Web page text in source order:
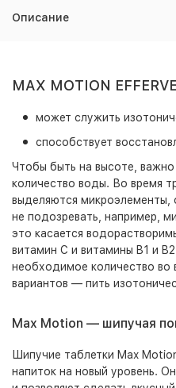
Описание
MAX MOTION
может служить
способствует
Чтобы быть на высоте,
количество воды. Во время
выделяются микроэлементы,
не подозревать, например,
это касается
витамин С и витамины B1 и
необходимое количество во
вариантов — пить
Max Motion — шипучая
Шипучие таблетки Max
напиток на новый уровень.